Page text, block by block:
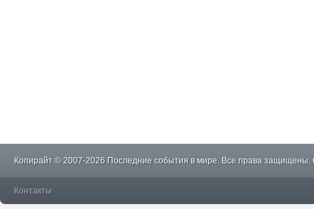
Копирайт © 2007-2026 Последние события в мире. Все права защищены.
Контакты